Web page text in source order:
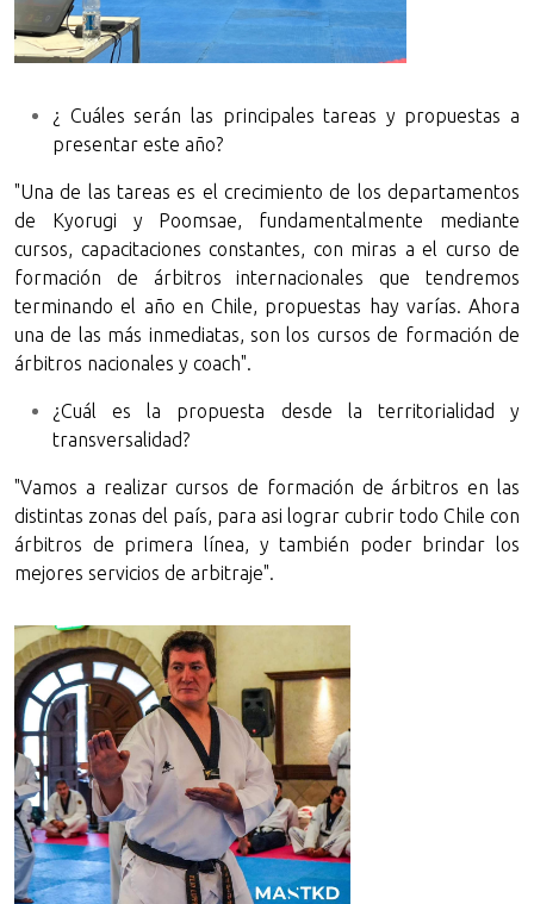
¿ Cuáles serán las principales tareas y propuestas a
presentar este año?
"Una de las tareas es el crecimiento de los departamentos
de Kyorugi y Poomsae, fundamentalmente mediante
cursos, capacitaciones constantes, con miras a el curso de
formación de árbitros internacionales que tendremos
terminando el año en Chile, propuestas hay varías. Ahora
una de las más inmediatas, son los cursos de formación de
árbitros nacionales y coach".
¿Cuál es la propuesta desde la territorialidad y
transversalidad?
"Vamos a realizar cursos de formación de árbitros en las
distintas zonas del país, para asi lograr cubrir todo Chile con
árbitros de primera línea, y también poder brindar los
mejores servicios de arbitraje".